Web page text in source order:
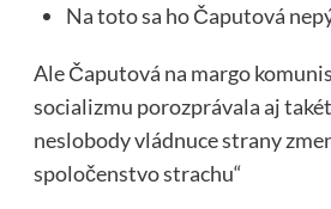
Na toto sa ho Čaputová
Ale Čaputová na margo
socializmu porozprávala aj
neslobody vládnuce strany
spoločenstvo strachu“